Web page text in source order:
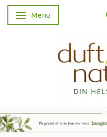
Skifte navigation
Menu